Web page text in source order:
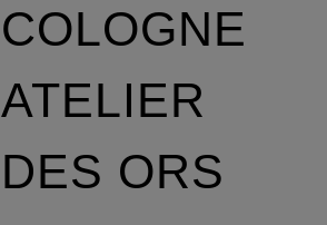
COLOGNE
ATELIER
DES ORS